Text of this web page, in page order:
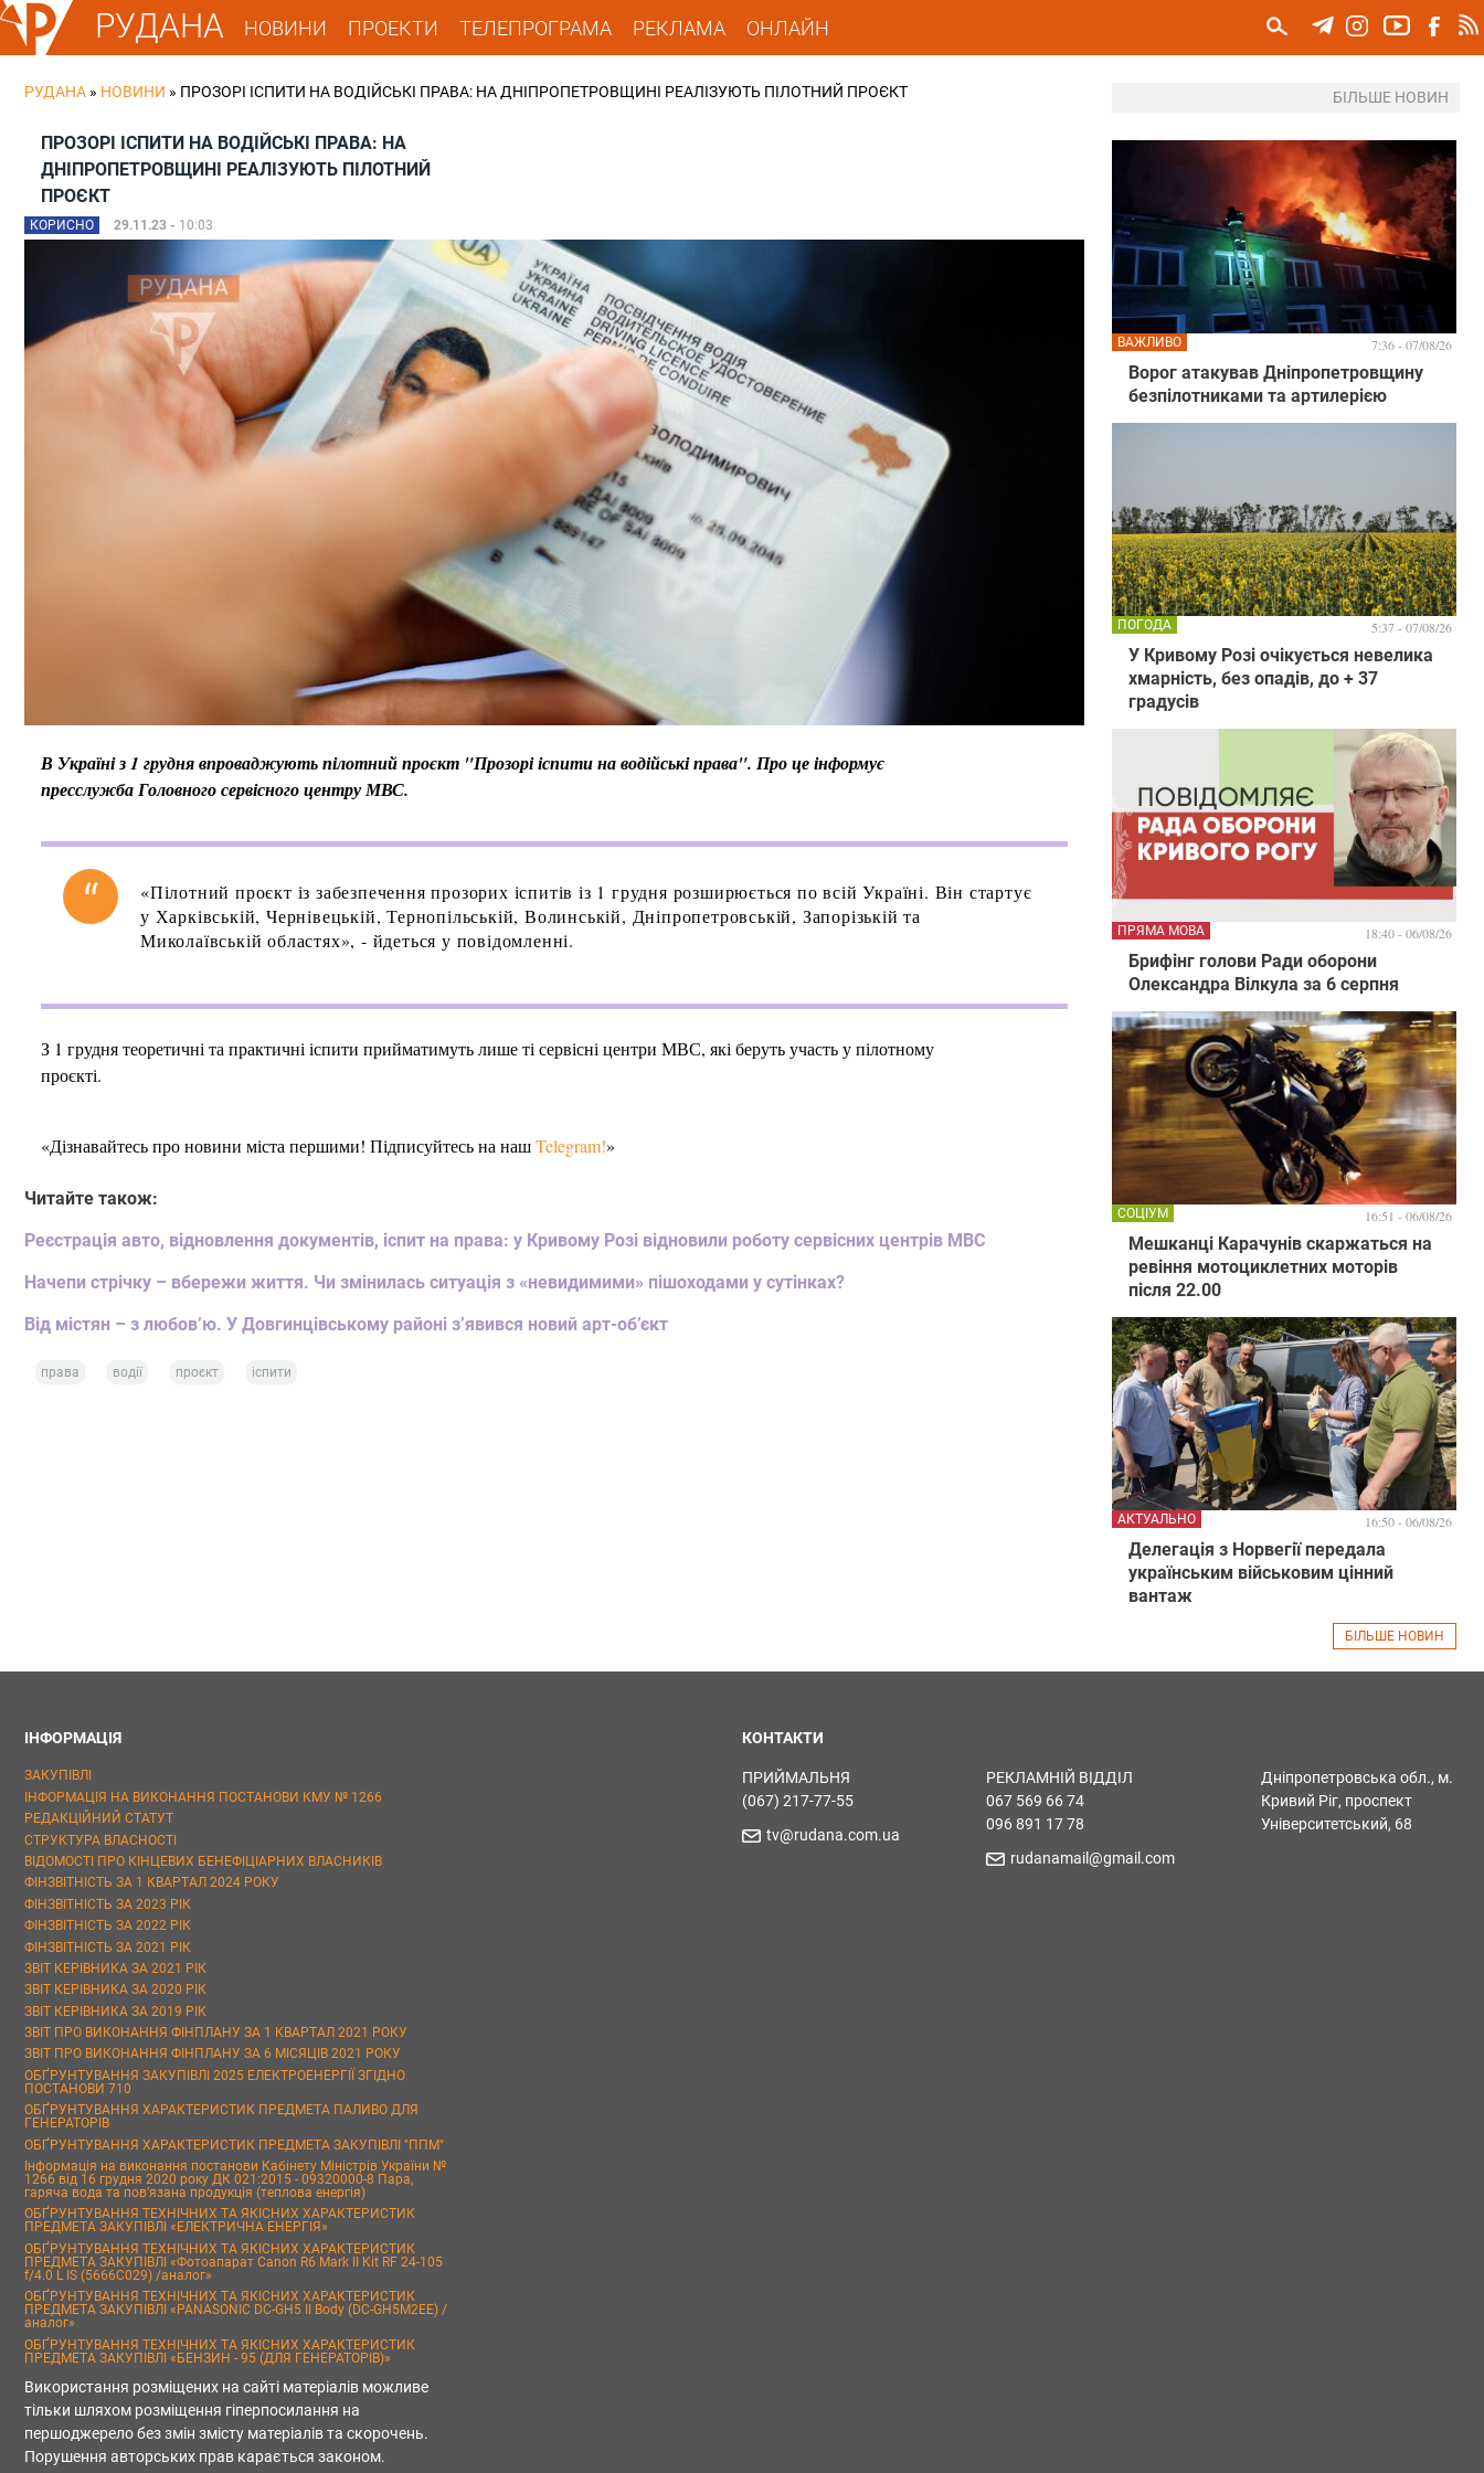
РУДАНА НОВИНИ ПРОЕКТИ ТЕЛЕПРОГРАМА РЕКЛАМА ОНЛАЙН
РУДАНА » НОВИНИ » ПРОЗОРІ ІСПИТИ НА ВОДІЙСЬКІ ПРАВА: НА ДНІПРОПЕТРОВЩИНІ РЕАЛІЗУЮТЬ ПІЛОТНИЙ ПРОЄКТ
ПРОЗОРІ ІСПИТИ НА ВОДІЙСЬКІ ПРАВА: НА
ДНІПРОПЕТРОВЩИНІ РЕАЛІЗУЮТЬ ПІЛОТНИЙ
ПРОЄКТ
КОРИСНО 29.11.23 - 10:03
В Україні з 1 грудня впроваджують пілотний проєкт "Прозорі іспити на водійські права". Про це інформує
пресслужба Головного сервісного центру МВС.
«Пілотний проєкт із забезпечення прозорих іспитів із 1 грудня розширюється по всій Україні. Він стартує
у Харківській, Чернівецькій, Тернопільській, Волинській, Дніпропетровській, Запорізькій та
Миколаївській областях», - йдеться у повідомленні.
З 1 грудня теоретичні та практичні іспити прийматимуть лише ті сервісні центри МВС, які беруть участь у пілотному
проєкті.
«Дізнавайтесь про новини міста першими! Підписуйтесь на нашTelegram!»
Читайте також:
Реєстрація авто, відновлення документів, іспит на права: у Кривому Розі відновили роботу сервісних центрів МВС
Начепи стрічку – вбережи життя. Чи змінилась ситуація з «невидимими» пішоходами у сутінках?
Від містян – з любов’ю. У Довгинцівському районі з’явився новий арт-об’єкт
права водії проєкт іспити
БІЛЬШЕ НОВИН
Ворог атакував Дніпропетровщину
безпілотниками та артилерією
ВАЖЛИВО 7:36 - 07/08/26
У Кривому Розі очікується невелика
хмарність, без опадів, до + 37
градусів
ПОГОДА 5:37 - 07/08/26
Брифінг голови Ради оборони
Олександра Вілкула за 6 серпня
ПРЯМА МОВА 18:40 - 06/08/26
Мешканці Карачунів скаржаться на
ревіння мотоциклетних моторів
після 22.00
СОЦІУМ 16:51 - 06/08/26
Делегація з Норвегії передала
українським військовим цінний
вантаж
АКТУАЛЬНО 16:50 - 06/08/26
БІЛЬШЕ НОВИН
ІНФОРМАЦІЯ
ЗАКУПІВЛІ
ІНФОРМАЦІЯ НА ВИКОНАННЯ ПОСТАНОВИ КМУ № 1266
РЕДАКЦІЙНИЙ СТАТУТ
СТРУКТУРА ВЛАСНОСТІ
ВІДОМОСТІ ПРО КІНЦЕВИХ БЕНЕФІЦІАРНИХ ВЛАСНИКІВ
ФІНЗВІТНІСТЬ ЗА 1 КВАРТАЛ 2024 РОКУ
ФІНЗВІТНІСТЬ ЗА 2023 РІК
ФІНЗВІТНІСТЬ ЗА 2022 РІК
ФІНЗВІТНІСТЬ ЗА 2021 РІК
ЗВІТ КЕРІВНИКА ЗА 2021 РІК
ЗВІТ КЕРІВНИКА ЗА 2020 РІК
ЗВІТ КЕРІВНИКА ЗА 2019 РІК
ЗВІТ ПРО ВИКОНАННЯ ФІНПЛАНУ ЗА 1 КВАРТАЛ 2021 РОКУ
ЗВІТ ПРО ВИКОНАННЯ ФІНПЛАНУ ЗА 6 МІСЯЦІВ 2021 РОКУ
ОБҐРУНТУВАННЯ ЗАКУПІВЛІ 2025 ЕЛЕКТРОЕНЕРГІЇ ЗГІДНО
ПОСТАНОВИ 710
ОБҐРУНТУВАННЯ ХАРАКТЕРИСТИК ПРЕДМЕТА ПАЛИВО ДЛЯ
ГЕНЕРАТОРІВ
ОБҐРУНТУВАННЯ ХАРАКТЕРИСТИК ПРЕДМЕТА ЗАКУПІВЛІ "ППМ"
Інформація на виконання постанови Кабінету Міністрів України №
1266 від 16 грудня 2020 року ДК 021:2015 - 09320000-8 Пара,
гаряча вода та пов’язана продукція (теплова енергія)
ОБҐРУНТУВАННЯ ТЕХНІЧНИХ ТА ЯКІСНИХ ХАРАКТЕРИСТИК
ПРЕДМЕТА ЗАКУПІВЛІ «ЕЛЕКТРИЧНА ЕНЕРГІЯ»
ОБҐРУНТУВАННЯ ТЕХНІЧНИХ ТА ЯКІСНИХ ХАРАКТЕРИСТИК
ПРЕДМЕТА ЗАКУПІВЛІ «Фотоапарат Canon R6 Mark II Kit RF 24-105
f/4.0 L IS (5666C029) /аналог»
ОБҐРУНТУВАННЯ ТЕХНІЧНИХ ТА ЯКІСНИХ ХАРАКТЕРИСТИК
ПРЕДМЕТА ЗАКУПІВЛІ «PANASONIC DC-GH5 II Body (DC-GH5M2EE) /
аналог»
ОБҐРУНТУВАННЯ ТЕХНІЧНИХ ТА ЯКІСНИХ ХАРАКТЕРИСТИК
ПРЕДМЕТА ЗАКУПІВЛІ «БЕНЗИН - 95 (ДЛЯ ГЕНЕРАТОРІВ)»
Використання розміщених на сайті матеріалів можливе
тільки шляхом розміщення гіперпосилання на
першоджерело без змін змісту матеріалів та скорочень.
Порушення авторських прав карається законом.
КОНТАКТИ
ПРИЙМАЛЬНЯ
(067) 217-77-55
tv@rudana.com.ua
РЕКЛАМНІЙ ВІДДІЛ
067 569 66 74
096 891 17 78
rudanamail@gmail.com
Дніпропетровська обл., м.
Кривий Ріг, проспект
Університетський, 68